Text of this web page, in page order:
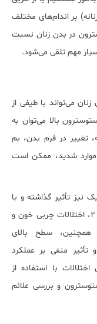
بر اندام‌های مختلف
در بدن زنان نسبت
مهم تلقی می‌شود.
می‌تواند با طیفی از
بالا می‌توان به
تغییر در فرم بدن، بم
موارد شدید، ممکن است
نیز تأثیر گذاشته و با
افزایش مقاومت به انسولین، خطر دیابت نوع ۲، اختلالات چربی خون و
همچنین، سطح بالای
تأثیر منفی بر عملکرد
با استفاده از
و بررسی علائم